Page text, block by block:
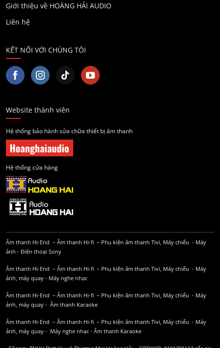
Giới thiệu về HOÀNG HẢI AUDIO
Liên hệ
KẾT NỐI VỚI CHÚNG TÔI
Website thành viên
Hệ thống bảo hành sửa chữa thiết bị âm thanh
Hệ thống cửa hàng
Âm thanh Hi-End – Âm thanh Hi-fi – Phụ kiện âm thanh Tivi, Máy chiếu - Máy
ảnh - Điện thoại Sony
Âm thanh Hi-End – Âm thanh Hi-fi – Phụ kiện âm thanh Tivi, Máy chiếu - Máy
ảnh, máy quay - Máy nghe nhạc
Âm thanh Hi-End – Âm thanh Hi-fi – Phụ kiện âm thanh Tivi, Máy chiếu - Máy
ảnh, máy quay - Âm thanh Karaoke
Âm thanh Hi-End – Âm thanh Hi-fi – Phụ kiện âm thanh Tivi, Máy chiếu - Máy
ảnh, máy quay - Máy nghe nhạc - Âm thanh Karaoke